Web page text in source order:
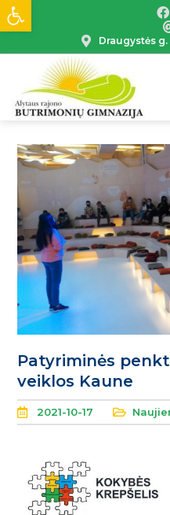
Draugystės
Patyriminės
veiklos Kaune
2021-10-17